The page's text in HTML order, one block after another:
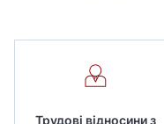
Трудові відносини з